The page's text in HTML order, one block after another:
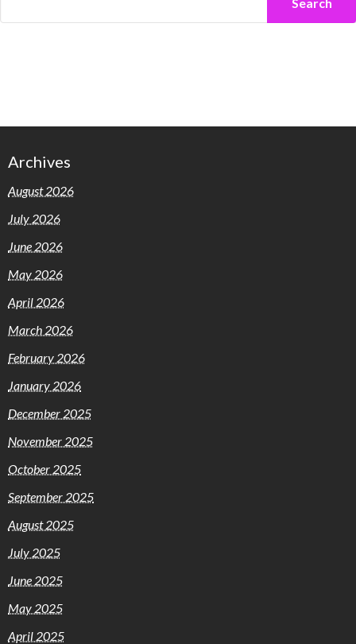
Archives
August 2026
July 2026
June 2026
May 2026
April 2026
March 2026
February 2026
January 2026
December 2025
November 2025
October 2025
September 2025
August 2025
July 2025
June 2025
May 2025
April 2025